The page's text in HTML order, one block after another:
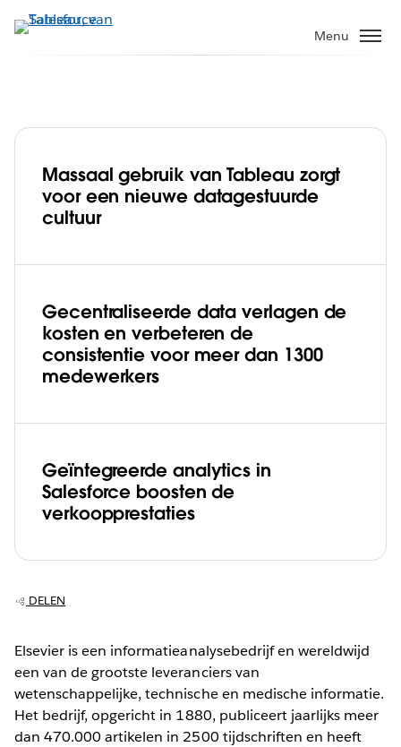
Verder
naar
Menu
Elsevier 'ontketent de kracht van data'
met Tableau, waardoor een
datagestuurde cultuur ontstaat in meer
Play
Video
Massaal gebruik van Tableau zorgt
voor een nieuwe datagestuurde
cultuur
Gecentraliseerde data verlagen de
kosten en verbeteren de
consistentie voor meer dan 1300
medewerkers
Geïntegreerde analytics in
Salesforce boosten de
verkoopprestaties
DELEN
Elsevier is een informatieanalysebedrijf en wereldwijd
een van de grootste leveranciers van
wetenschappelijke, technische en medische informatie.
Het bedrijf, opgericht in 1880, publiceert jaarlijks meer
dan 470.000 artikelen in 2500 tijdschriften en heeft